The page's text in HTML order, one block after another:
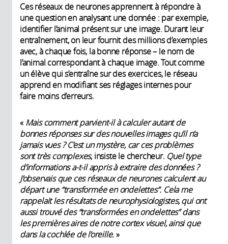
Ces réseaux de neurones apprennent à répondre à
une question en analysant une donnée : par exemple,
identifier l’animal présent sur une image. Durant leur
entraînement, on leur fournit des millions d’exemples
avec, à chaque fois, la bonne réponse – le nom de
l’animal correspondant à chaque image. Tout comme
un élève qui s’entraîne sur des exercices, le réseau
apprend en modifiant ses réglages internes pour
faire moins d’erreurs.
« Mais comment parvient-il à calculer autant de
bonnes réponses sur des nouvelles images qu’il n’a
jamais vues ?C’est un mystère, car ces problèmes
sont très complexes, insiste le chercheur. Quel type
d’informations a-t-il appris à extraire des données ?
J’observais que ces réseaux de neurones calculent au
départ une “transformée en ondelettes”. Cela me
rappelait les résultats de neurophysiologistes, qui ont
aussi trouvé des “transformées en ondelettes” dans
les premières aires de notre cortex visuel, ainsi que
dans la cochlée de l’oreille.»